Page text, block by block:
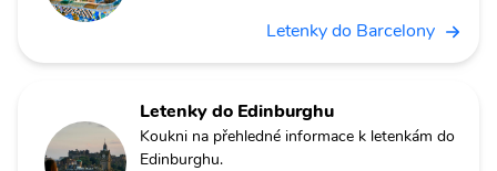
Letenky do Barcelony
Letenky do Edinburghu
Koukni na přehledné informace k letenkám do
Edinburghu.